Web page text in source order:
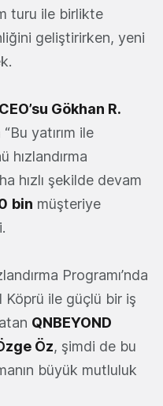
turu ile birlikte
geliştirirken, yeni
Gökhan R.
yatırım ile
hızlandırma
hızlı şekilde devam
bin müşteriye
Programı’nda
Köprü ile güçlü bir iş
QNBEYOND
Öz, şimdi de bu
büyük mutluluk